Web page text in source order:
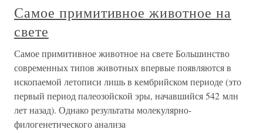
Самое примитивное животное на
свете
Самое примитивное животное на свете Большинство
современных типов животных впервые появляются в
ископаемой летописи лишь в кембрийском периоде (это
первый период палеозойской эры, начавшийся 542 млн
лет назад). Однако результаты молекулярно-
филогенетического анализа